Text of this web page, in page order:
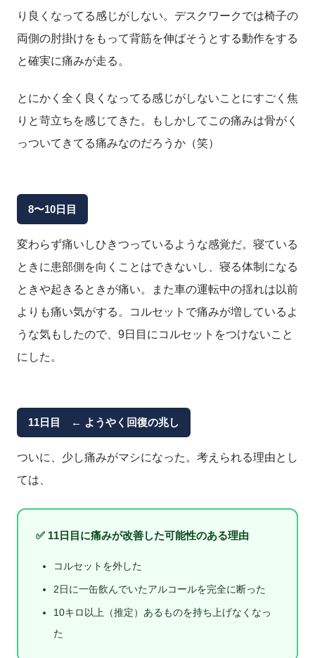
り良くなってる感じがしない。デスクワークでは椅子の
両側の肘掛けをもって背筋を伸ばそうとする動作をする
と確実に痛みが走る。
とにかく全く良くなってる感じがしないことにすごく焦
りと苛立ちを感じてきた。もしかしてこの痛みは骨がく
っついてきてる痛みなのだろうか（笑）
8〜10日目
変わらず痛いしひきつっているような感覚だ。寝ている
ときに患部側を向くことはできないし、寝る体制になる
ときや起きるときが痛い。また車の運転中の揺れは以前
よりも痛い気がする。コルセットで痛みが増しているよ
うな気もしたので、9日目にコルセットをつけないこと
にした。
11日目 ← ようやく回復の兆し
ついに、少し痛みがマシになった。考えられる理由とし
ては、
✅ 11日目に痛みが改善した可能性のある理由
コルセットを外した
2日に一缶飲んでいたアルコールを完全に断った
10キロ以上（推定）あるものを持ち上げなくなっ
た